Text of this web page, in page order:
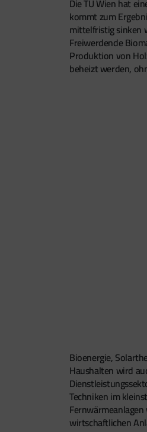
Die TU Wien hat
kommt zum
mittelfristig sinken
Freiwerdende
Produktion von
beheizt werden,
Bioenergie,
Haushalten wird
Techniken im
wirtschaftlichen